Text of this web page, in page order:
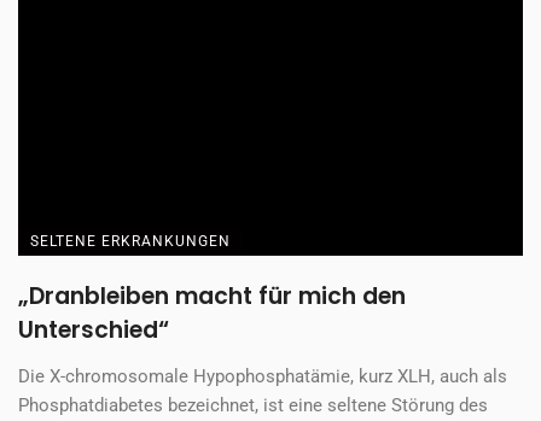
SELTENE ERKRANKUNGEN
„Dranbleiben macht für mich den
Unterschied“
Die X-chromosomale Hypophosphatämie, kurz XLH, auch als
Phosphatdiabetes bezeichnet, ist eine seltene Störung des